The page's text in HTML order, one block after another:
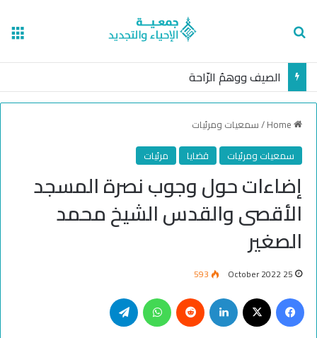
الصيف ووهمُ الرّاحة
/سمعيات ومرئيات
سمعيات ومرئيات
قضايا مرئيات
إضاءات حول وجوب نصرة المسجد
الأقصى والقدس الشيخ محمد
الصغير
25 October 2022
593
Facebook
LinkedIn
Reddit
WhatsApp